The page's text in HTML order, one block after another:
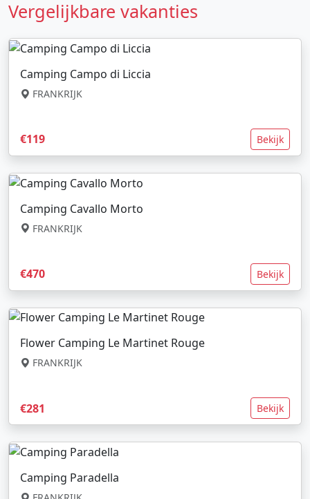
Vergelijkbare vakanties
Camping Campo di Liccia
FRANKRIJK
€119 Bekijk
Camping Cavallo Morto
FRANKRIJK
€470 Bekijk
Flower Camping Le Martinet Rouge
FRANKRIJK
€281 Bekijk
Camping Paradella